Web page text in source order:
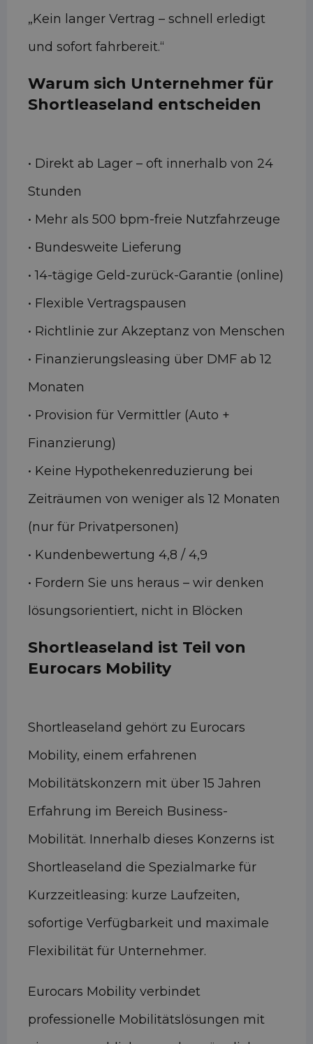
„Kein langer Vertrag – schnell erledigt
und sofort fahrbereit.“
Warum sich Unternehmer für
Shortleaseland entscheiden
• Direkt ab Lager – oft innerhalb von 24
Stunden
• Mehr als 500 bpm-freie Nutzfahrzeuge
• Bundesweite Lieferung
• 14-tägige Geld-zurück-Garantie (online)
• Flexible Vertragspausen
• Richtlinie zur Akzeptanz von Menschen
• Finanzierungsleasing über DMF ab 12
Monaten
• Provision für Vermittler (Auto +
Finanzierung)
• Keine Hypothekenreduzierung bei
Zeiträumen von weniger als 12 Monaten
(nur für Privatpersonen)
• Kundenbewertung 4,8 / 4,9
• Fordern Sie uns heraus – wir denken
lösungsorientiert, nicht in Blöcken
Shortleaseland ist Teil von
Eurocars Mobility
Shortleaseland gehört zu Eurocars
Mobility, einem erfahrenen
Mobilitätskonzern mit über 15 Jahren
Erfahrung im Bereich Business-
Mobilität. Innerhalb dieses Konzerns ist
Shortleaseland die Spezialmarke für
Kurzzeitleasing: kurze Laufzeiten,
sofortige Verfügbarkeit und maximale
Flexibilität für Unternehmer.
Eurocars Mobility verbindet
professionelle Mobilitätslösungen mit